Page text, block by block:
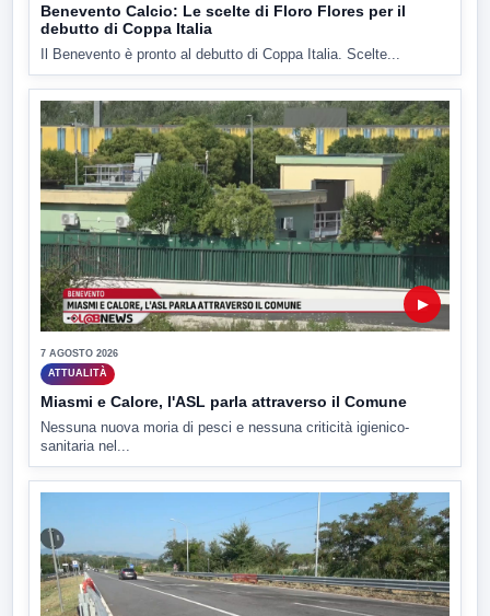
Benevento Calcio: Le scelte di Floro Flores per il
debutto di Coppa Italia
Il Benevento è pronto al debutto di Coppa Italia. Scelte...
▶
7 AGOSTO 2026
ATTUALITÀ
Miasmi e Calore, l'ASL parla attraverso il Comune
Nessuna nuova moria di pesci e nessuna criticità igienico-
sanitaria nel...